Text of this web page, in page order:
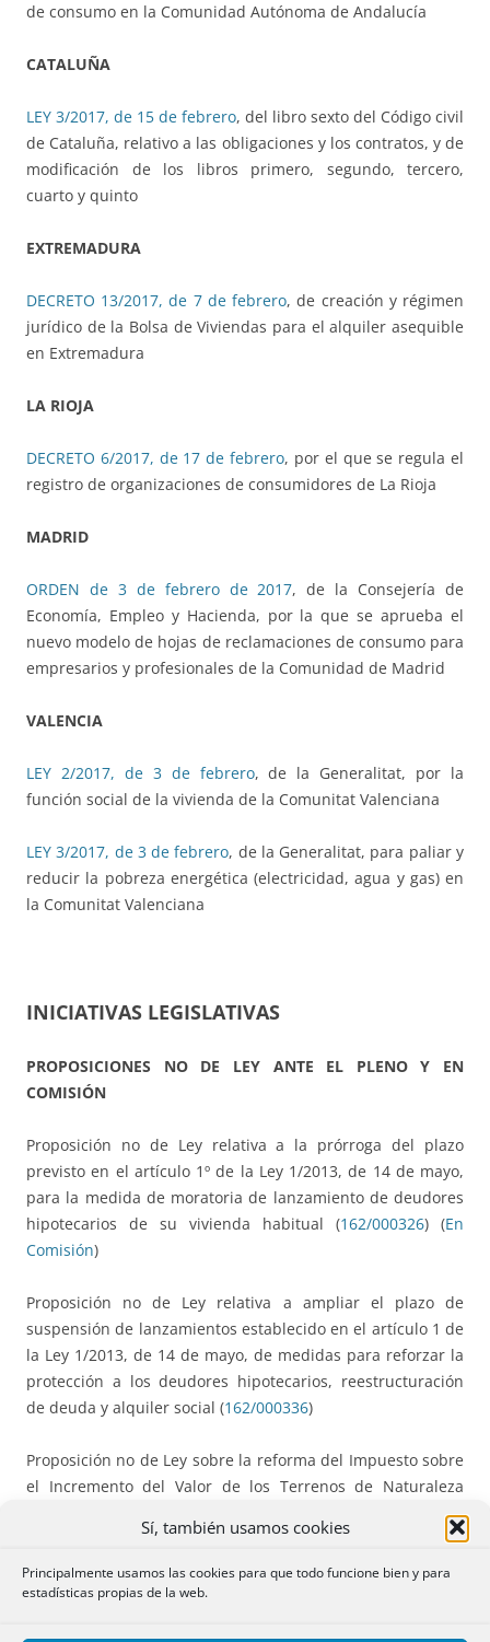
Sí, también usamos cookies
Principalmente usamos las cookies para que todo funcione bien y para
estadísticas propias de la web.
de consumo en la Comunidad Autónoma de Andalucía
CATALUÑA
LEY 3/2017, de 15 de febrero, del libro sexto del Código civil
de Cataluña, relativo a las obligaciones y los contratos, y de
modificación de los libros primero, segundo, tercero,
cuarto y quinto
EXTREMADURA
DECRETO 13/2017, de 7 de febrero, de creación y régimen
jurídico de la Bolsa de Viviendas para el alquiler asequible
en Extremadura
LA RIOJA
DECRETO 6/2017, de 17 de febrero, por el que se regula el
registro de organizaciones de consumidores de La Rioja
MADRID
ORDEN de 3 de febrero de 2017, de la Consejería de
Economía, Empleo y Hacienda, por la que se aprueba el
nuevo modelo de hojas de reclamaciones de consumo para
empresarios y profesionales de la Comunidad de Madrid
VALENCIA
LEY 2/2017, de 3 de febrero, de la Generalitat, por la
función social de la vivienda de la Comunitat Valenciana
LEY 3/2017, de 3 de febrero, de la Generalitat, para paliar y
reducir la pobreza energética (electricidad, agua y gas) en
la Comunitat Valenciana
INICIATIVAS LEGISLATIVAS
PROPOSICIONES NO DE LEY ANTE EL PLENO Y EN
COMISIÓN
Proposición no de Ley relativa a la prórroga del plazo
previsto en el artículo 1º de la Ley 1/2013, de 14 de mayo,
para la medida de moratoria de lanzamiento de deudores
hipotecarios de su vivienda habitual (162/000326) (En
Comisión)
Proposición no de Ley relativa a ampliar el plazo de
suspensión de lanzamientos establecido en el artículo 1 de
la Ley 1/2013, de 14 de mayo, de medidas para reforzar la
protección a los deudores hipotecarios, reestructuración
de deuda y alquiler social (162/000336)
Proposición no de Ley sobre la reforma del Impuesto sobre
el Incremento del Valor de los Terrenos de Naturaleza
Urbana para adaptarse a la reciente Sentencia del Tribunal
162/000344 ) (En Comisión)
Proposición no de Ley relativa a la revisión de oficio de las